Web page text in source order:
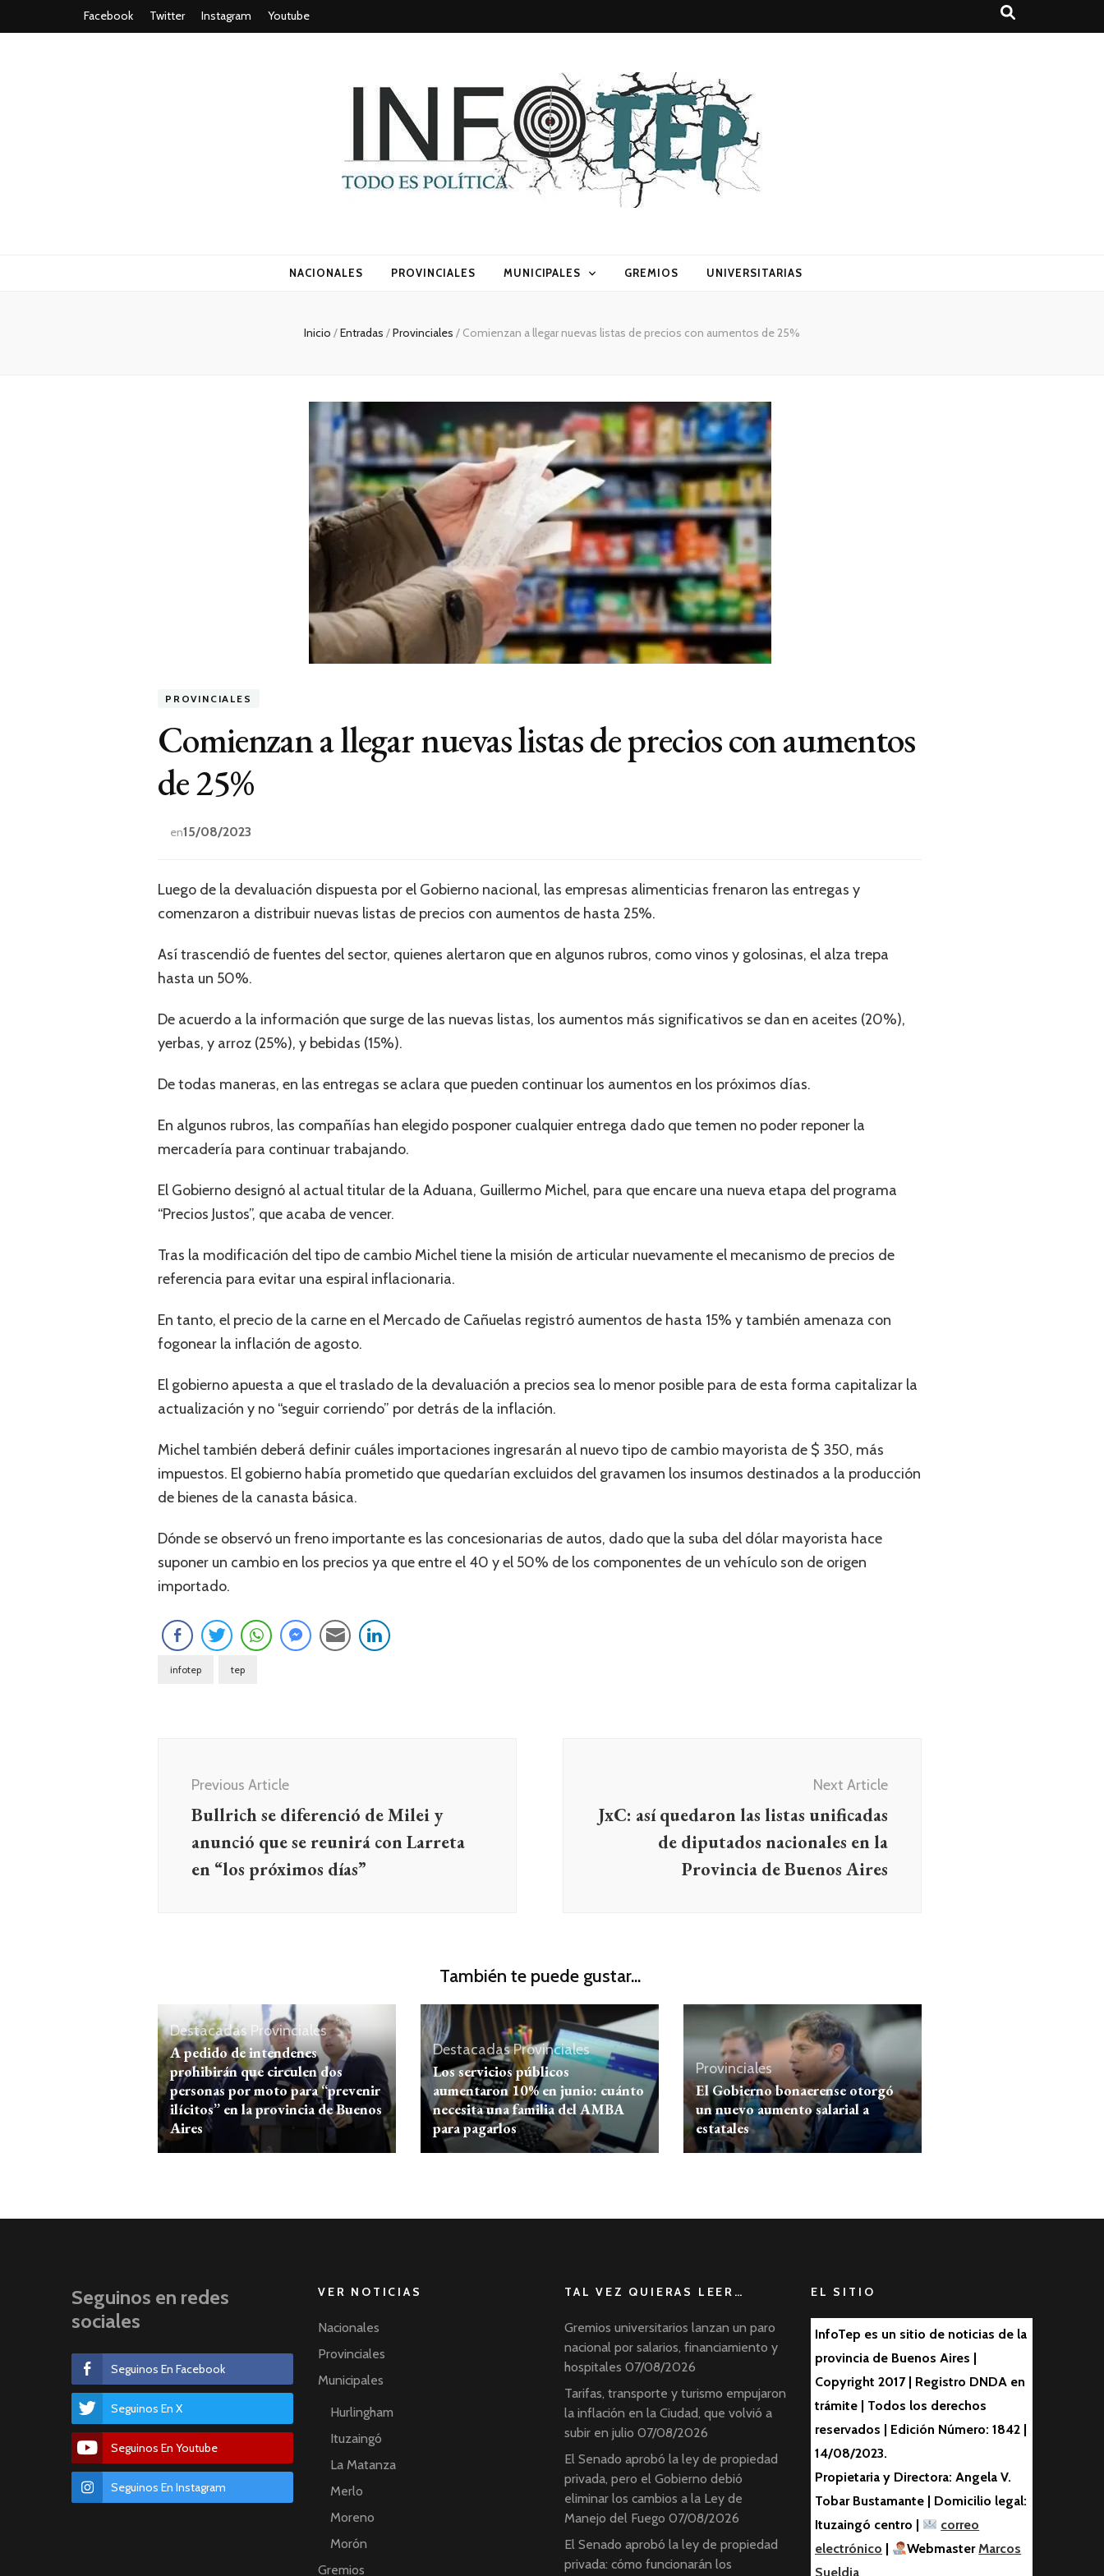
Facebook Twitter Instagram Youtube
Todo es (rosca) política
NACIONALES PROVINCIALES MUNICIPALES GREMIOS UNIVERSITARIAS
Inicio /Entradas /Provinciales / Comienzan a llegar nuevas listas de precios con aumentos de 25%
PROVINCIALES
Comienzan a llegar nuevas listas de precios con aumentos
de 25%
en15/08/2023
Luego de la devaluación dispuesta por el Gobierno nacional, las empresas alimenticias frenaron las entregas y
comenzaron a distribuir nuevas listas de precios con aumentos de hasta 25%.
Así trascendió de fuentes del sector, quienes alertaron que en algunos rubros, como vinos y golosinas, el alza trepa
hasta un 50%.
De acuerdo a la información que surge de las nuevas listas, los aumentos más significativos se dan en aceites (20%),
yerbas, y arroz (25%), y bebidas (15%).
De todas maneras, en las entregas se aclara que pueden continuar los aumentos en los próximos días.
En algunos rubros, las compañías han elegido posponer cualquier entrega dado que temen no poder reponer la
mercadería para continuar trabajando.
El Gobierno designó al actual titular de la Aduana, Guillermo Michel, para que encare una nueva etapa del programa
“Precios Justos”, que acaba de vencer.
Tras la modificación del tipo de cambio Michel tiene la misión de articular nuevamente el mecanismo de precios de
referencia para evitar una espiral inflacionaria.
En tanto, el precio de la carne en el Mercado de Cañuelas registró aumentos de hasta 15% y también amenaza con
fogonear la inflación de agosto.
El gobierno apuesta a que el traslado de la devaluación a precios sea lo menor posible para de esta forma capitalizar la
actualización y no “seguir corriendo” por detrás de la inflación.
Michel también deberá definir cuáles importaciones ingresarán al nuevo tipo de cambio mayorista de $ 350, más
impuestos. El gobierno había prometido que quedarían excluidos del gravamen los insumos destinados a la producción
de bienes de la canasta básica.
Dónde se observó un freno importante es las concesionarias de autos, dado que la suba del dólar mayorista hace
suponer un cambio en los precios ya que entre el 40 y el 50% de los componentes de un vehículo son de origen
importado.
infotep tep
entradas
Previous Article
Bullrich se diferenció de Milei y
anunció que se reunirá con Larreta
en “los próximos días”
Next Article
JxC: así quedaron las listas unificadas
de diputados nacionales en la
Provincia de Buenos Aires
También te puede gustar...
DestacadasProvinciales
A pedido de intendenes
prohibirán que circulen dos
personas por moto para “prevenir
ilícitos” en la provincia de Buenos
Aires
DestacadasProvinciales
Los servicios públicos
aumentaron 10% en junio: cuánto
necesita una familia del AMBA
para pagarlos
Provinciales
El Gobierno bonaerense otorgó
un nuevo aumento salarial a
estatales
Seguinos en redes
sociales
Seguinos En Facebook
Seguinos En X
Seguinos En Youtube
Seguinos En Instagram
VER NOTICIAS
Nacionales
Provinciales
Municipales
Hurlingham
Ituzaingó
La Matanza
Merlo
Moreno
Morón
Gremios
TAL VEZ QUIERAS LEER…
Gremios universitarios lanzan un paro
nacional por salarios, financiamiento y
hospitales 07/08/2026
Tarifas, transporte y turismo empujaron
la inflación en la Ciudad, que volvió a
subir en julio 07/08/2026
El Senado aprobó la ley de propiedad
privada, pero el Gobierno debió
eliminar los cambios a la Ley de
Manejo del Fuego 07/08/2026
El Senado aprobó la ley de propiedad
privada: cómo funcionarán los
EL SITIO
InfoTep es un sitio de noticias de la
provincia de Buenos Aires |
Copyright 2017 | Registro DNDA en
trámite | Todos los derechos
reservados | Edición Número: 1842 |
14/08/2023.
Propietaria y Directora: Angela V.
Tobar Bustamante | Domicilio legal:
Ituzaingó centro |
correo
electrónico
WebmasterMarcos
Sueldia